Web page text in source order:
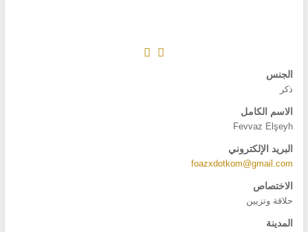
الجنس
ذكر
الاسم الكامل
Fevvaz Elşeyh
البريد الإلكتروني
foazxdotkom@gmail.com
الاختصاص
حلاقة وتزيين
المدينة